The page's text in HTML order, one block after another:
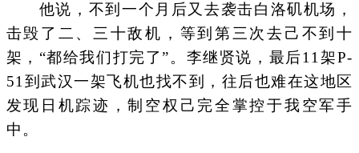
他说，不到一个月后又去袭击白洛矶机场，
击毁了二、三十敌机，等到第三次去己不到十
架，“都给我们打完了”。李继贤说，最后11架P-
51到武汉一架飞机也找不到，往后也难在这地区
发现日机踪迹，制空权己完全掌控于我空军手
中。